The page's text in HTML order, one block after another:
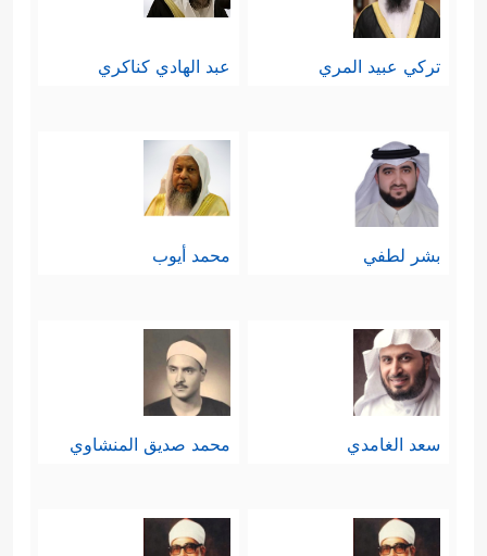
تركي عبيد المري عبد الهادي كناكري
بشر لطفي محمد أيوب
سعد الغامدي محمد صديق المنشاوي